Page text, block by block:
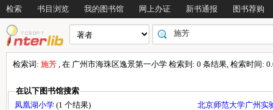
检索 书目浏览 我的图书馆 网上办证 新书通报 图书荐购
检索词: 施芳 , 在 广州市海珠区逸景第一小学 检索到: 0 条结果, 检索时间:
在以下图书馆搜索
凤凰湖小学 (1 个结果)
北京师范大学广州实